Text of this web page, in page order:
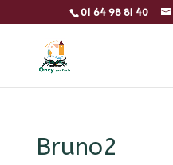
01 64 98 81 40
Bruno2